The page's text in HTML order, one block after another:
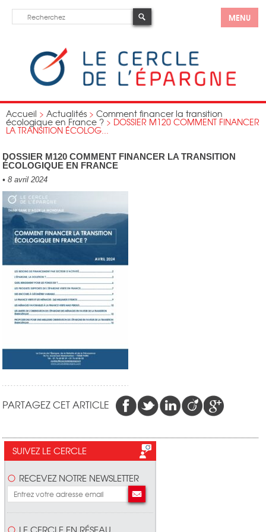
MENU
Accueil > Actualités > Comment financer la transition
écologique en France ? > DOSSIER M120 COMMENT FINANCER
LA TRANSITION ÉCOLOG...
DOSSIER M120 COMMENT FINANCER LA TRANSITION
ÉCOLOGIQUE EN FRANCE
• 8 avril 2024
PARTAGEZ CET ARTICLE
SUIVEZ LE CERCLE
RECEVEZ NOTRE NEWSLETTER
LE CERCLE EN RÉSEAU